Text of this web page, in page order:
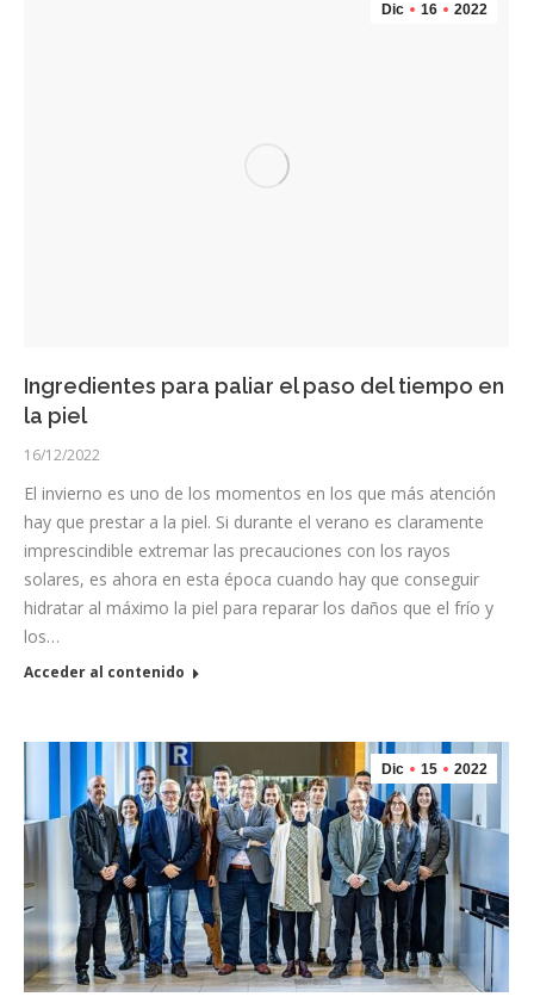
Dic 16 2022
Ingredientes para paliar el paso del tiempo en
la piel
16/12/2022
El invierno es uno de los momentos en los que más atención
hay que prestar a la piel. Si durante el verano es claramente
imprescindible extremar las precauciones con los rayos
solares, es ahora en esta época cuando hay que conseguir
hidratar al máximo la piel para reparar los daños que el frío y
los…
Acceder al contenido
Dic 15 2022